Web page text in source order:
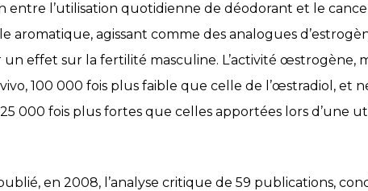
entre l’utilisation quotidienne de déodorant et le
aromatique, agissant comme des analogues
un effet sur la fertilité masculine. L’activité œstrogène,
100 000 fois plus faible que celle de l’œstradiol, et
25 000 fois plus fortes que celles apportées lors d’une
en 2008, l’analyse critique de 59 publications,